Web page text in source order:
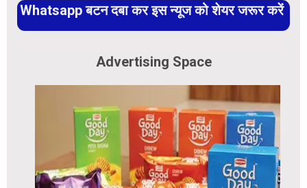
Whatsapp बटन दबा कर इस न्यूज को शेयर जरूर करें
Advertising Space